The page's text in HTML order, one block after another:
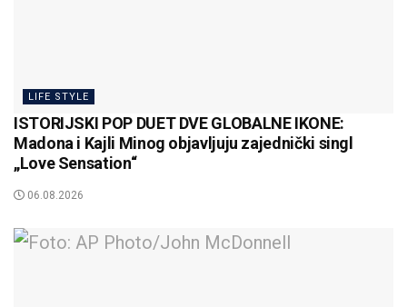
LIFE STYLE
ISTORIJSKI POP DUET DVE GLOBALNE IKONE:
Madona i Kajli Minog objavljuju zajednički singl
„Love Sensation“
06.08.2026